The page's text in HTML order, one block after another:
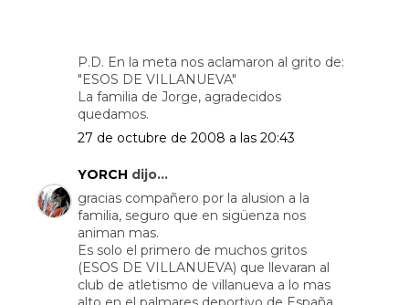
P.D. En la meta nos aclamaron al grito de:
"ESOS DE VILLANUEVA"
La familia de Jorge, agradecidos
quedamos.
27 de octubre de 2008 a las 20:43
YORCH dijo...
gracias compañero por la alusion a la
familia, seguro que en sigüenza nos
animan mas.
Es solo el primero de muchos gritos
(ESOS DE VILLANUEVA) que llevaran al
club de atletismo de villanueva a lo mas